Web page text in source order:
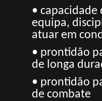
• capacidade
equipa,
atuar em
• prontidão
de longa
• prontidão
de combate